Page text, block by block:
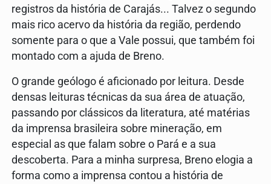
registros da história de Carajás... Talvez o segundo
mais rico acervo da história da região, perdendo
somente para o que a Vale possui, que também foi
montado com a ajuda de Breno.
O grande geólogo é aficionado por leitura. Desde
densas leituras técnicas da sua área de atuação,
passando por clássicos da literatura, até matérias
da imprensa brasileira sobre mineração, em
especial as que falam sobre o Pará e a sua
descoberta. Para a minha surpresa, Breno elogia a
forma como a imprensa contou a história de